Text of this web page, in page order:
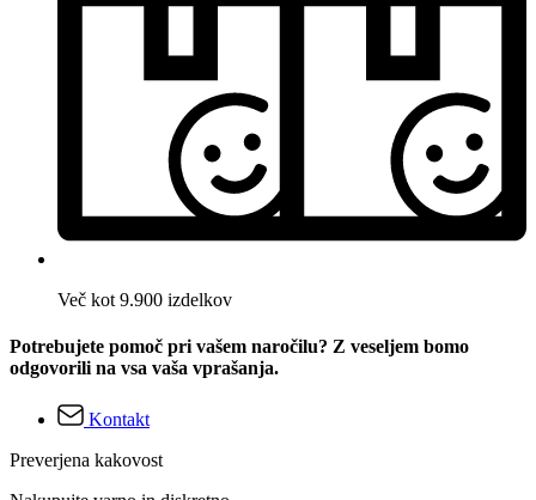
Več kot 9.900 izdelkov
Potrebujete pomoč pri vašem naročilu? Z veseljem bomo
odgovorili na vsa vaša vprašanja.
Kontakt
Preverjena kakovost